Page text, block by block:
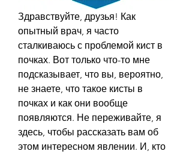
Здравствуйте, друзья! Как
опытный врач, я часто
сталкиваюсь с проблемой кист в
почках. Вот только что-то мне
подсказывает, что вы, вероятно,
не знаете, что такое кисты в
почках и как они вообще
появляются. Не переживайте, я
здесь, чтобы рассказать вам об
этом интересном явлении. И, кто